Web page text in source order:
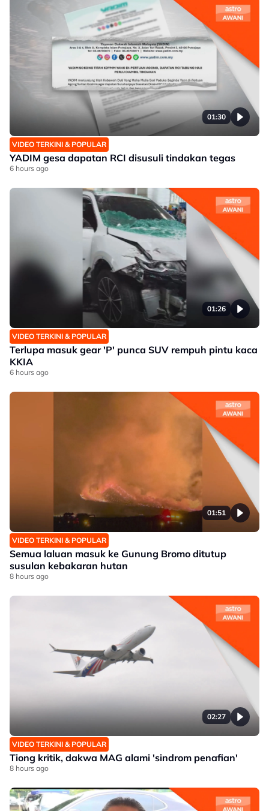
01:30
VIDEO TERKINI & POPULAR
YADIM gesa dapatan RCI disusuli tindakan tegas
6 hours ago
01:26
VIDEO TERKINI & POPULAR
Terlupa masuk gear 'P' punca SUV rempuh pintu kaca
KKIA
6 hours ago
01:51
VIDEO TERKINI & POPULAR
Semua laluan masuk ke Gunung Bromo ditutup
susulan kebakaran hutan
8 hours ago
02:27
VIDEO TERKINI & POPULAR
Tiong kritik, dakwa MAG alami 'sindrom penafian'
8 hours ago